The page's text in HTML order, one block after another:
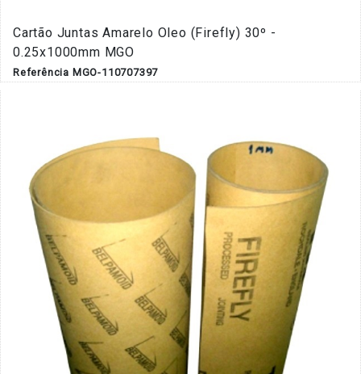
Cartão Juntas Amarelo Oleo (Firefly) 30º -
0.25x1000mm MGO
Referência MGO-110707397